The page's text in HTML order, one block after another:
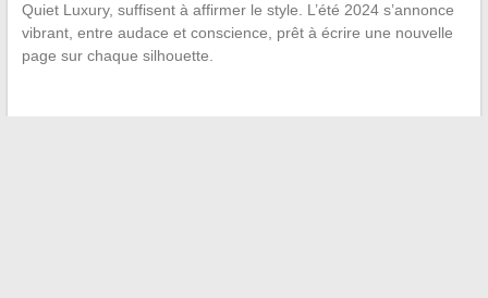
Quiet Luxury, suffisent à affirmer le style. L’été 2024 s’annonce
vibrant, entre audace et conscience, prêt à écrire une nouvelle
page sur chaque silhouette.